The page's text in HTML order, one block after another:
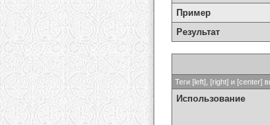
Пример
Результат
Теги [left], [right] и [center]
Использование